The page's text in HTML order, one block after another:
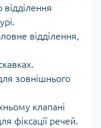
відділення,
зовнішнього
клапані
фіксації речей.